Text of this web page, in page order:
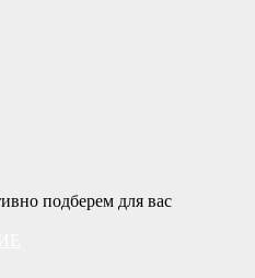
подберем для вас